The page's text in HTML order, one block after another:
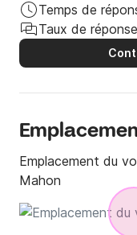
Temps de
Taux de
Emplacement du
Mahon